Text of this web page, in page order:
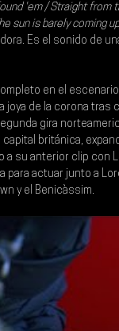
'em / Straight from
sun is barely coming
Es el sonido de
en el escenario
de la corona tras
gira
británica,
su anterior clip con
actuar junto a
y el Benicàssim.